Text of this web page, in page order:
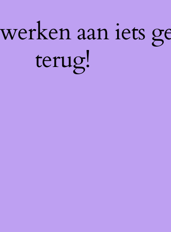
aan iets
terug!